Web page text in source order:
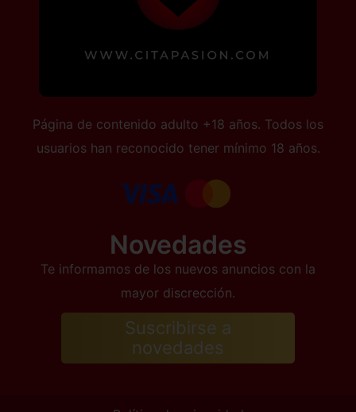
Página de contenido adulto +18 años. Todos los
usuarios han reconocido tener mínimo 18 años.
Novedades
Te informamos de los nuevos anuncios con la
mayor discrección.
Suscribirse a
novedades